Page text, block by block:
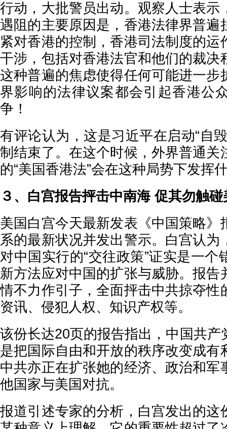
行动，大批警员出动。观察人士表示
遇阻的主要原因是，香港法律界普遍
紧对香港的控制，香港司法制度的运
干涉，包括对香港法官和他们的裁决
这种普遍的焦虑使得任何可能进一步
界影响的法律议案都会引起香港公
争！
有评论认为，这是习近平在启动“自
制结束了。在这个时候，外界普通关
的“美国香港法”会在这种局势下发挥
３、白宫报告抨击中南海 促其勿触
美国白宫今天最新发表《中国策略》
系的最新状况并发出警示。白宫认为
对中国实行的“交往政策”证实是一个
新方法应对中国的扩张与威胁。报告
情不力作引子，全面抨击中共掠夺性
资讯、侵犯人权、知识产权等。
该份长达20页的报告指出，中国共产
是把国际自由和开放的秩序改变成有
中共亦正在扩张她的经济、政治和军
他国家与美国对抗。
报道引述专家的分析，白宫发出的这